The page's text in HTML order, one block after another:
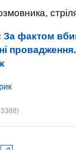
За фактом